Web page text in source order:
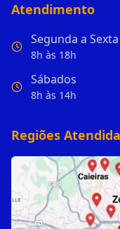
Atendimento
Segunda a Sexta
8h às 18h
Sábados
8h às 14h
Regiões